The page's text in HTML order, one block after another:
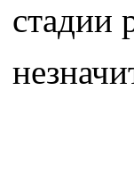
стадии